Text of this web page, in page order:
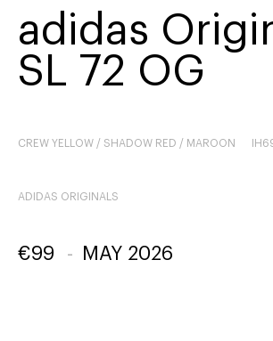
adidas
SL 72 OG
CREW YELLOW / SHADOW RED / MAROON
ADIDAS ORIGINALS
€99 - MAY 2026